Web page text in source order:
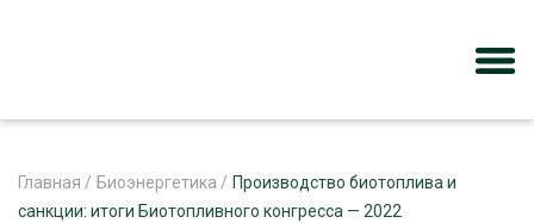
Главная / Биоэнергетика / Производство биотоплива и
санкции: итоги Биотопливного конгресса — 2022